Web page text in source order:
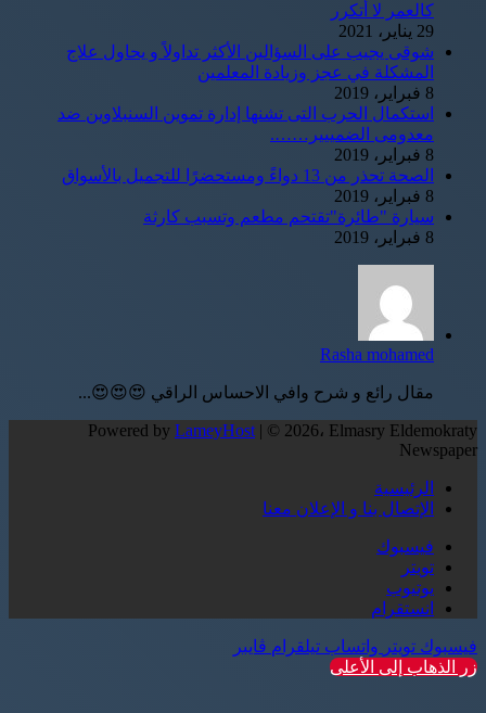
كالعمر لا أتكرر
29 يناير، 2021
شوقى يجيب على السؤالين الأكثر تداولاً و يحاول علاج
المشكلة في عجز وزيادة المعلمين
8 فبراير، 2019
استكمال الحرب التى تشنها إدارة تموين السنبلاوين ضد
معدومى الضمييير…….
8 فبراير، 2019
الصحة تحذر من 13 دواءً ومستحضرًا للتجميل بالأسواق
8 فبراير، 2019
سيارة "طائرة"تقتحم مطعم وتسبب كارثة
8 فبراير، 2019
Rasha mohamed
مقال رائع و شرح وافي الاحساس الراقي 😍😍😍...
Powered by LameyHost | © 2026، Elmasry Eldemokraty
Newspaper
الرئيسية
الإتصال بنا و الإعلان معنا
فيسبوك
تويتر
يوتيوب
انستقرام
فيسبوك تويتر واتساب تيلقرام ڤايبر
زر الذهاب إلى الأعلى